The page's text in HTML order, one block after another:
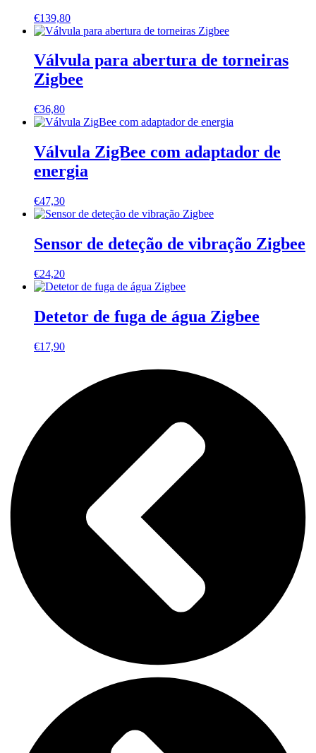
€139,80
Válvula para abertura de torneiras
Zigbee
€36,80
Válvula ZigBee com adaptador de
energia
€47,30
Sensor de deteção de vibração Zigbee
€24,20
Detetor de fuga de água Zigbee
€17,90